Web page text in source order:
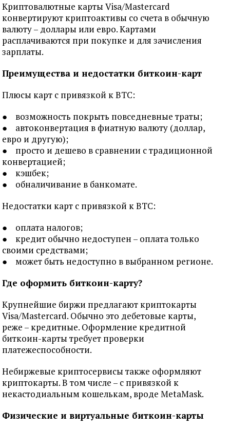
Криптовалютные карты Visa/Mastercard
конвертируют криптоактивы со счета в обычную
валюту – доллары или евро. Картами
расплачиваются при покупке и для зачисления
зарплаты.
Преимущества и недостатки биткоин-карт
Плюсы карт с привязкой к BTC:
● возможность покрыть повседневные траты;
● автоконвертация в фиатную валюту (доллар,
евро и другую);
● просто и дешево в сравнении с традиционной
конвертацией;
● кэшбек;
● обналичивание в банкомате.
Недостатки карт с привязкой к BTC:
● оплата налогов;
● кредит обычно недоступен – оплата только
своими средствами;
● может быть недоступно в выбранном регионе.
Где оформить биткоин-карту?
Крупнейшие биржи предлагают криптокарты
Visa/Mastercard. Обычно это дебетовые карты,
реже – кредитные. Оформление кредитной
биткоин-карты требует проверки
платежеспособности.
Небиржевые криптосервисы также оформляют
криптокарты. В том числе – с привязкой к
некастодиальным кошелькам, вроде MetaMask.
Физические и виртуальные биткоин-карты